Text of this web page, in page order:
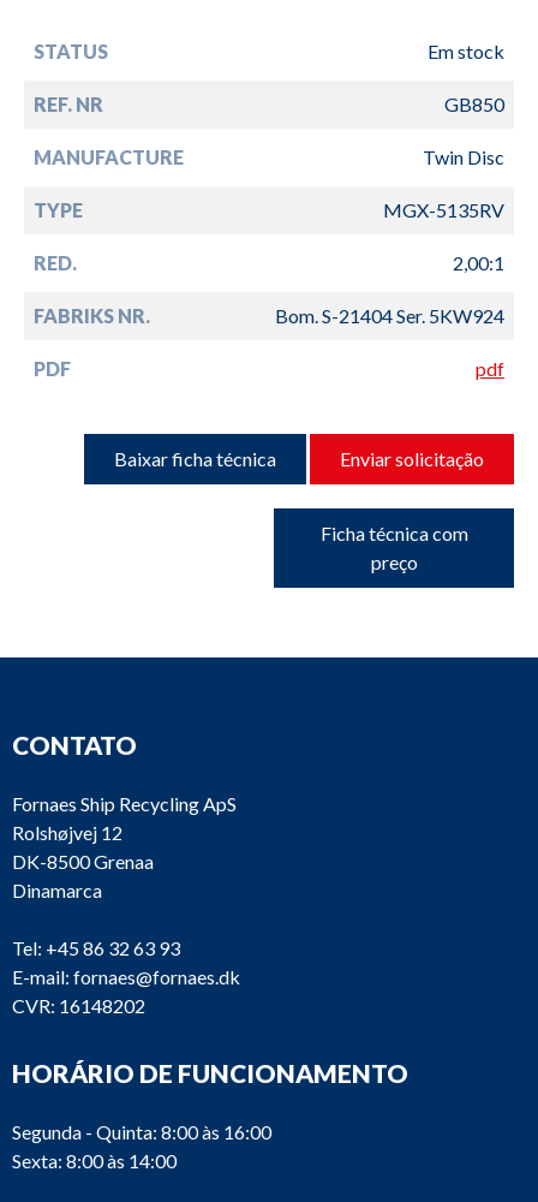
STATUS Em stock
REF. NR GB850
MANUFACTURE Twin Disc
TYPE MGX-5135RV
RED. 2,00:1
FABRIKS NR. Bom. S-21404 Ser. 5KW924
PDF pdf
Baixar ficha técnica Enviar solicitação
Ficha técnica com
preço
CONTATO
Fornaes Ship Recycling ApS
Rolshøjvej 12
DK-8500 Grenaa
Dinamarca
Tel: +45 86 32 63 93
E-mail: fornaes@fornaes.dk
CVR: 16148202
HORÁRIO DE FUNCIONAMENTO
Segunda - Quinta: 8:00 às 16:00
Sexta: 8:00 às 14:00